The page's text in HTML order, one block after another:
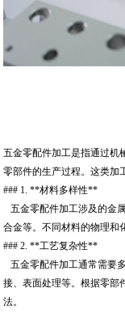
五金零配件加工是指通过机
零部件的生产过程。这类加
### 1. **材料多样性**
五金零配件加工涉及的金
合金等。不同材料的物理和
### 2. **工艺复杂性**
五金零配件加工通常需要
接、表面处理等。根据零部
法。